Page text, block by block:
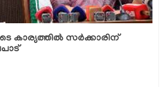
കാര്യത്തിൽ സർക്കാരിന്